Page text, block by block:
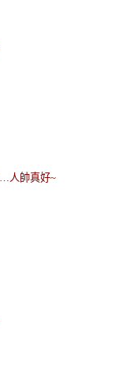
人帥真好~